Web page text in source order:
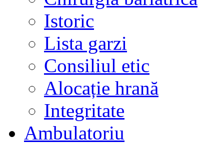
Istoric
Lista garzi
Consiliul etic
Alocație hrană
Integritate
Ambulatoriu